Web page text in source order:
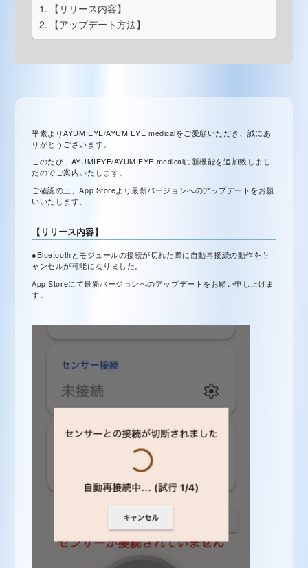
【リリース内容】
【アップデート方法】
平素よりAYUMIEYE/AYUMIEYE medicalをご愛顧いただき、誠にあ
りがとうございます。
このたび、AYUMIEYE/AYUMIEYE medicalに新機能を追加致しまし
たのでご案内いたします。
ご確認の上、App Storeより最新バージョンへのアップデートをお願
いいたします。
【リリース内容】
●Bluetoothとモジュールの接続が切れた際に自動再接続の動作をキ
ャンセルが可能になりました。
App Storeにて最新バージョンへのアップデートをお願い申し上げま
す。